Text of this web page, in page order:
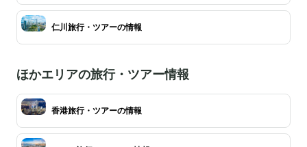
仁川旅行・ツアーの情報
ほかエリアの旅行・ツアー情報
香港旅行・ツアーの情報